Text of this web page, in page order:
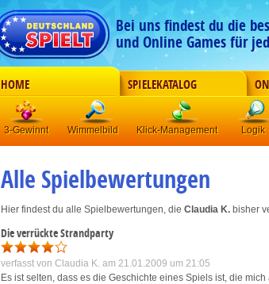
Bei uns findest du die
und Online Games für
HOME SPIELEKATALOG
3-Gewinnt Wimmelbild Klick-Management Logik
Alle Spielbewertungen
Hier findest du alle Spielbewertungen, die Claudia K. bisher
Die verrückte Strandparty
verfasst von Claudia K. am 21.01.2009 um 21:05
Es ist selten, dass es die Geschichte eines Spiels ist, die